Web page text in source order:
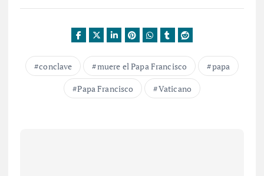
conclave muere el Papa Francisco
papa
Papa Francisco
Vaticano